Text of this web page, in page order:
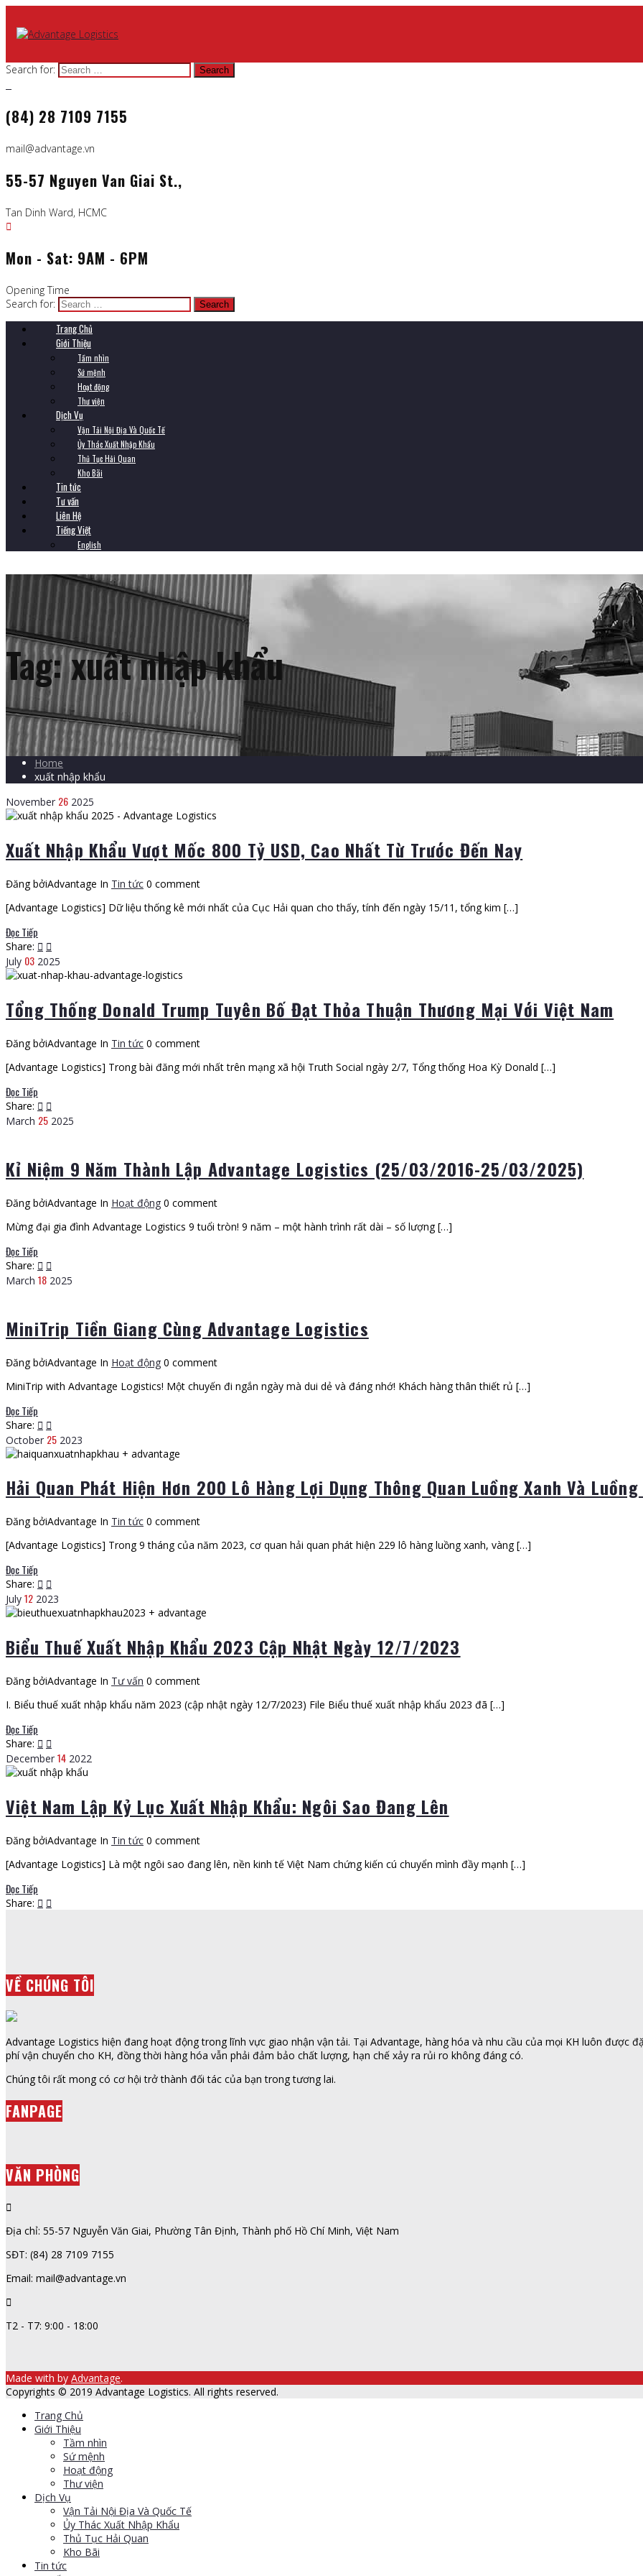
Search for:
(84) 28 7109 7155
mail@advantage.vn
55-57 Nguyen Van Giai St.,
Tan Dinh Ward, HCMC
Mon - Sat: 9AM - 6PM
Opening Time
Search for:
Trang Chủ
Giới Thiệu
Tầm nhìn
Sứ mệnh
Hoạt động
Thư viện
Dịch Vụ
Vận Tải Nội Địa Và Quốc Tế
Ủy Thác Xuất Nhập Khẩu
Thủ Tục Hải Quan
Kho Bãi
Tin tức
Tư vấn
Liên Hệ
Tiếng Việt
English
Tag:xuất nhập khẩu
Home
xuất nhập khẩu
November 26 2025
Xuất Nhập Khẩu Vượt Mốc 800 Tỷ USD, Cao Nhất Từ Trước Đến Nay
Đăng bởiAdvantage In Tin tức 0 comment
[Advantage Logistics] Dữ liệu thống kê mới nhất của Cục Hải quan cho thấy, tính đến ngày 15/11, tổng kim […]
Đọc Tiếp
Share:
July 03 2025
Tổng Thống Donald Trump Tuyên Bố Đạt Thỏa Thuận Thương Mại Với Việt Nam
Đăng bởiAdvantage In Tin tức 0 comment
[Advantage Logistics] Trong bài đăng mới nhất trên mạng xã hội Truth Social ngày 2/7, Tổng thống Hoa Kỳ Donald […]
Đọc Tiếp
Share:
March 25 2025
Kỉ Niệm 9 Năm Thành Lập Advantage Logistics (25/03/2016-25/03/2025)
Đăng bởiAdvantage In Hoạt động 0 comment
Mừng đại gia đình Advantage Logistics 9 tuổi tròn! 9 năm – một hành trình rất dài – số lượng […]
Đọc Tiếp
Share:
March 18 2025
MiniTrip Tiền Giang Cùng Advantage Logistics
Đăng bởiAdvantage In Hoạt động 0 comment
MiniTrip with Advantage Logistics! Một chuyến đi ngắn ngày mà dui dẻ và đáng nhớ! Khách hàng thân thiết rủ […]
Đọc Tiếp
Share:
October 25 2023
Hải Quan Phát Hiện Hơn 200 Lô Hàng Lợi Dụng Thông Quan Luồng Xanh Và
Đăng bởiAdvantage In Tin tức 0 comment
[Advantage Logistics] Trong 9 tháng của năm 2023, cơ quan hải quan phát hiện 229 lô hàng luồng xanh, vàng […]
Đọc Tiếp
Share:
July 12 2023
Biểu Thuế Xuất Nhập Khẩu 2023 Cập Nhật Ngày 12/7/2023
Đăng bởiAdvantage In Tư vấn 0 comment
I. Biểu thuế xuất nhập khẩu năm 2023 (cập nhật ngày 12/7/2023) File Biểu thuế xuất nhập khẩu 2023 đã […]
Đọc Tiếp
Share:
December 14 2022
Việt Nam Lập Kỷ Lục Xuất Nhập Khẩu: Ngôi Sao Đang Lên
Đăng bởiAdvantage In Tin tức 0 comment
[Advantage Logistics] Là một ngôi sao đang lên, nền kinh tế Việt Nam chứng kiến cú chuyển mình đầy mạnh […]
Đọc Tiếp
Share:
VỀ CHÚNG TÔI
Advantage Logistics hiện đang hoạt động trong lĩnh vực giao nhận vận tải. Tại Advantage, hàng hóa và nhu cầu của mọi KH luôn được
phí vận chuyển cho KH, đồng thời hàng hóa vẫn phải đảm bảo chất lượng, hạn chế xảy ra rủi ro không đáng có.
Chúng tôi rất mong có cơ hội trở thành đối tác của bạn trong tương lai.
FANPAGE
VĂN PHÒNG
Địa chỉ: 55-57 Nguyễn Văn Giai, Phường Tân Định, Thành phố Hồ Chí Minh, Việt Nam
SĐT: (84) 28 7109 7155
Email: mail@advantage.vn
T2 - T7: 9:00 - 18:00
Made with by Advantage.
Copyrights © 2019 Advantage Logistics. All rights reserved.
Trang Chủ
Giới Thiệu
Tầm nhìn
Sứ mệnh
Hoạt động
Thư viện
Dịch Vụ
Vận Tải Nội Địa Và Quốc Tế
Ủy Thác Xuất Nhập Khẩu
Thủ Tục Hải Quan
Kho Bãi
Tin tức